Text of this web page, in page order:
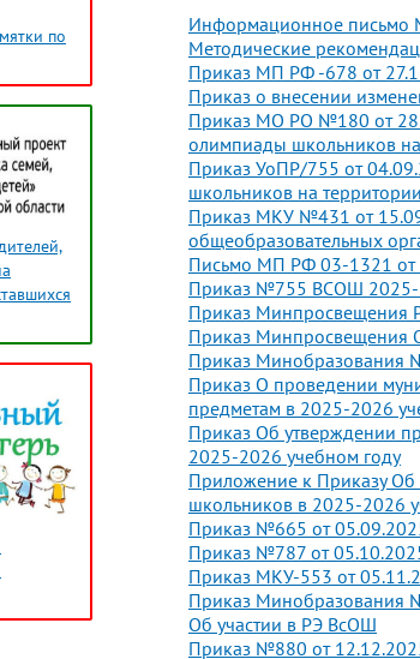
по
Информационное письмо
Методические
Приказ МП РФ -678 от
Приказ о внесении
Приказ МО РО №180 от
олимпиады школьников
Приказ УоПР/755 от
школьников на
Приказ МКУ №431 от
общеобразовательных
Письмо МП РФ 03-1321 от
Приказ №755 ВСОШ
Приказ Минпросвещения
Приказ Минпросвещения
Приказ Минобразования
Приказ О проведении
предметам в 2025-2026
Приказ Об утверждении
2025-2026 учебном году
Приложение к Приказу Об
школьников в 2025-2026
Приказ №665 от
Приказ №787 от
Приказ МКУ-553 от
Приказ Минобразования
Об участии в РЭ ВсОШ
Приказ №880 от